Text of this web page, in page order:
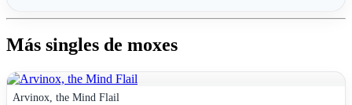
Más singles de moxes
Arvinox, the Mind Flail